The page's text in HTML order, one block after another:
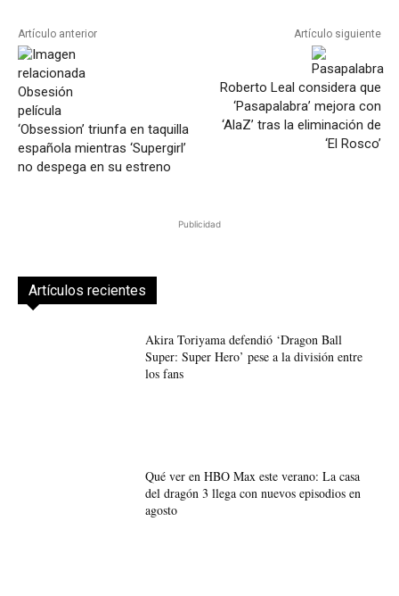
Artículo anterior
‘Obsession’ triunfa en taquilla
española mientras ‘Supergirl’
no despega en su estreno
Artículo siguiente
Roberto Leal considera que
‘Pasapalabra’ mejora con
‘AlaZ’ tras la eliminación de
‘El Rosco’
Publicidad
Artículos recientes
Akira Toriyama defendió ‘Dragon Ball
Super: Super Hero’ pese a la división entre
los fans
Qué ver en HBO Max este verano: La casa
del dragón 3 llega con nuevos episodios en
agosto